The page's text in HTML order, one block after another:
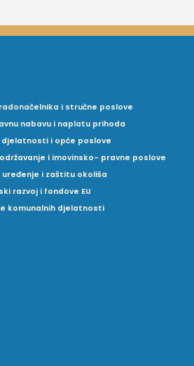
i stručne poslove
nabavu i naplatu prihoda
djelatnosti i opće poslove
i imovinsko- pravne poslove
i zaštitu okoliša
razvoj i fondove EU
komunalnih djelatnosti